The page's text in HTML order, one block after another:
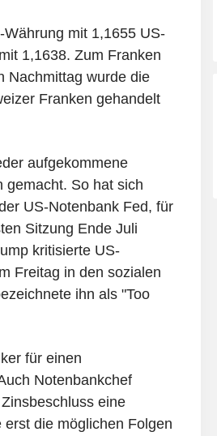
mit 1,1655 US-
1,1638. Zum Franken
Nachmittag wurde die
Franken gehandelt
aufgekommene
gemacht. So hat sich
US-Notenbank Fed, für
Sitzung Ende Juli
kritisierte US-
Freitag in den sozialen
ihn als "Too
für einen
Notenbankchef
eine
die möglichen Folgen